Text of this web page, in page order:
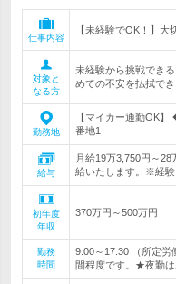
仕事内容
【未経験でOK！】
対象と
なる方
未経験から挑戦でき
めての不安を払拭で
勤務地
【マイカー通勤OK
番地1
給与
月給19万3,750円～
給いたします。※経験
初年度
年収
370万円～500万円
勤務
時間
9:00～17:30 （所定
間程度です。★夜勤は